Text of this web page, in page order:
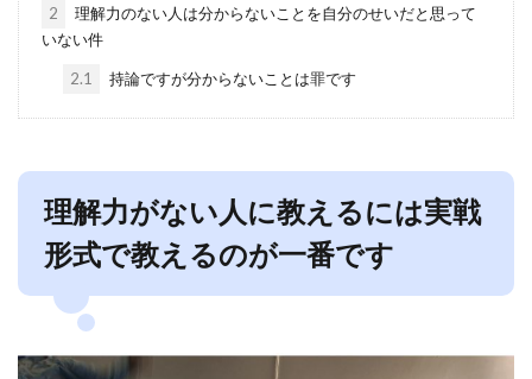
2
理解力のない人は分からないことを自分のせいだと思って
いない件
2.1 持論ですが分からないことは罪です
理解力がない人に教えるには実戦
形式で教えるのが一番です